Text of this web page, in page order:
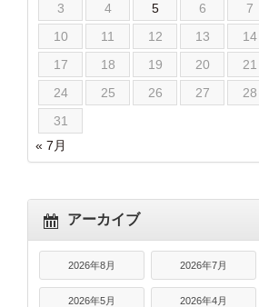
3
4 5 6 7
10
11 12 13 14
17
18 19 20 21
24
25 26 27 28
31
« 7月
アーカイブ
2026年8月 2026年7月
2026年5月 2026年4月